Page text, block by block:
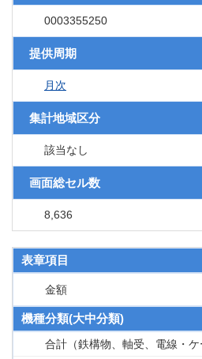
0003355250
提供周期
月次
集計地域区分
該当なし
画面総セル数
8,636
表章項目
金額
機種分類(大中分類)
合計（鉄構物、軸受、電線・ケ